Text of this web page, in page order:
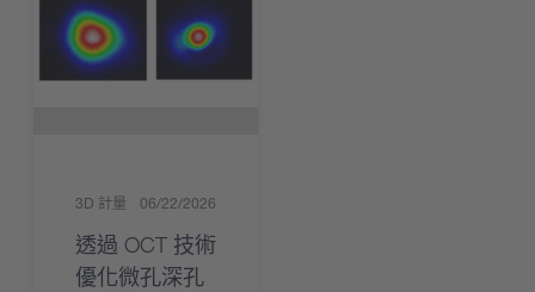
3D 計量 06/22/2026
透過 OCT 技術
優化微孔深孔